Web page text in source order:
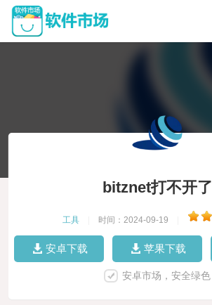
bitznet打不开了
工具 时间：2024-09-19
安卓下载 苹果下载
安卓市场，安全绿色